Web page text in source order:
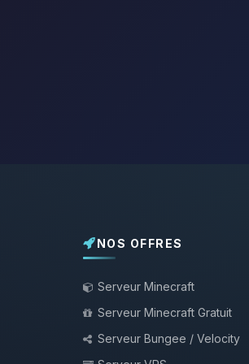
NOS OFFRES
Serveur Minecraft
Serveur Minecraft Gratuit
Serveur Bungee / Velocity